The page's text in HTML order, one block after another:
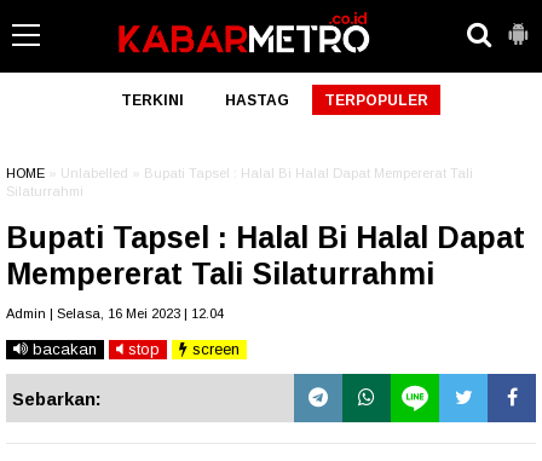
TERKINI HASTAG TERPOPULER
HOME » Unlabelled » Bupati Tapsel : Halal Bi Halal Dapat Mempererat Tali
Silaturrahmi
Bupati Tapsel : Halal Bi Halal Dapat
Mempererat Tali Silaturrahmi
Admin | Selasa, 16 Mei 2023 | 12.04
bacakan stop screen
Sebarkan: